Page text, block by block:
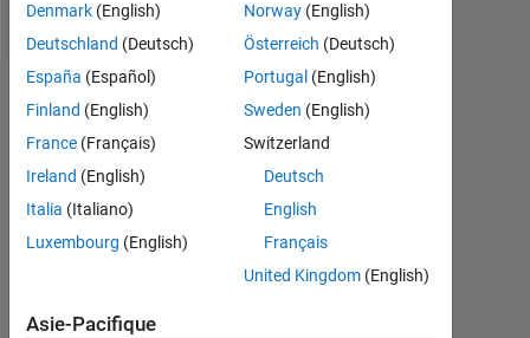
Please
login
to
endorse
this
a
Denmark (English)
Deutschland (Deutsch)
España (Español)
Finland (English)
France (Français)
Ireland (English)
Italia (Italiano)
Luxembourg (English)
Norway(English)
Österreich (Deutsch)
Portugal (English)
Sweden (English)
Switzerland
Deutsch
English
Français
United Kingdom(English)
Asie-Pacifique